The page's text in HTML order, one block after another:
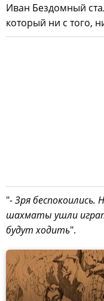
Иван Бездомный
который ни с того,
"- Зря беспокоились.
шахматы ушли
будут ходить".